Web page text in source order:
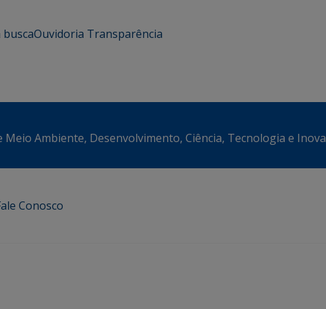
Ouvidoria Transparência
Meio Ambiente, Desenvolvimento, Ciência, Tecnologia e
Conosco